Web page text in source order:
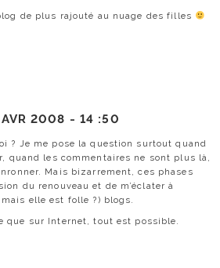
de plus rajouté au nuage des filles
2008 - 14 :50
? Je me pose la question surtout quand
quand les commentaires ne sont plus là,
Mais bizarrement, ces phases
du renouveau et de m’éclater à
elle est folle ?) blogs.
que sur Internet, tout est possible.